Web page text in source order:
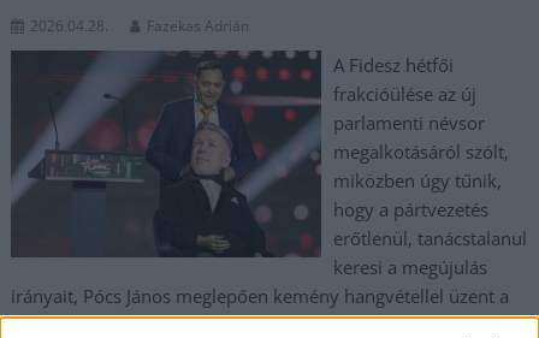
2026.04.28. Fazekas Adrián
A Fidesz hétfői
frakcióülése az új
parlamenti névsor
megalkotásáról szólt,
miközben úgy tűnik,
hogy a pártvezetés
erőtlenül, tanácstalanul
keresi a megújulás
irányait, Pócs János meglepően kemény hangvétellel üzent a
párton belüli „élősködőknek”, és a tisztítótűz szükségességéről